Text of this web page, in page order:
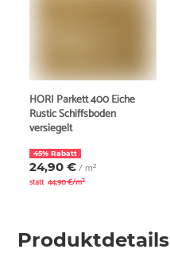
HORI Parkett 400 Eiche
Rustic Schiffsboden
versiegelt
45% Rabatt
24,90 €/ m²
statt 44,90 €/m²
Produktdetails